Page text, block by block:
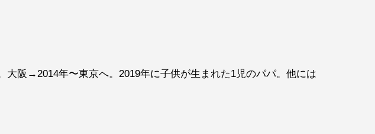
阪→2014年〜東京へ。2019年に子供が生まれた1児のパパ。他には